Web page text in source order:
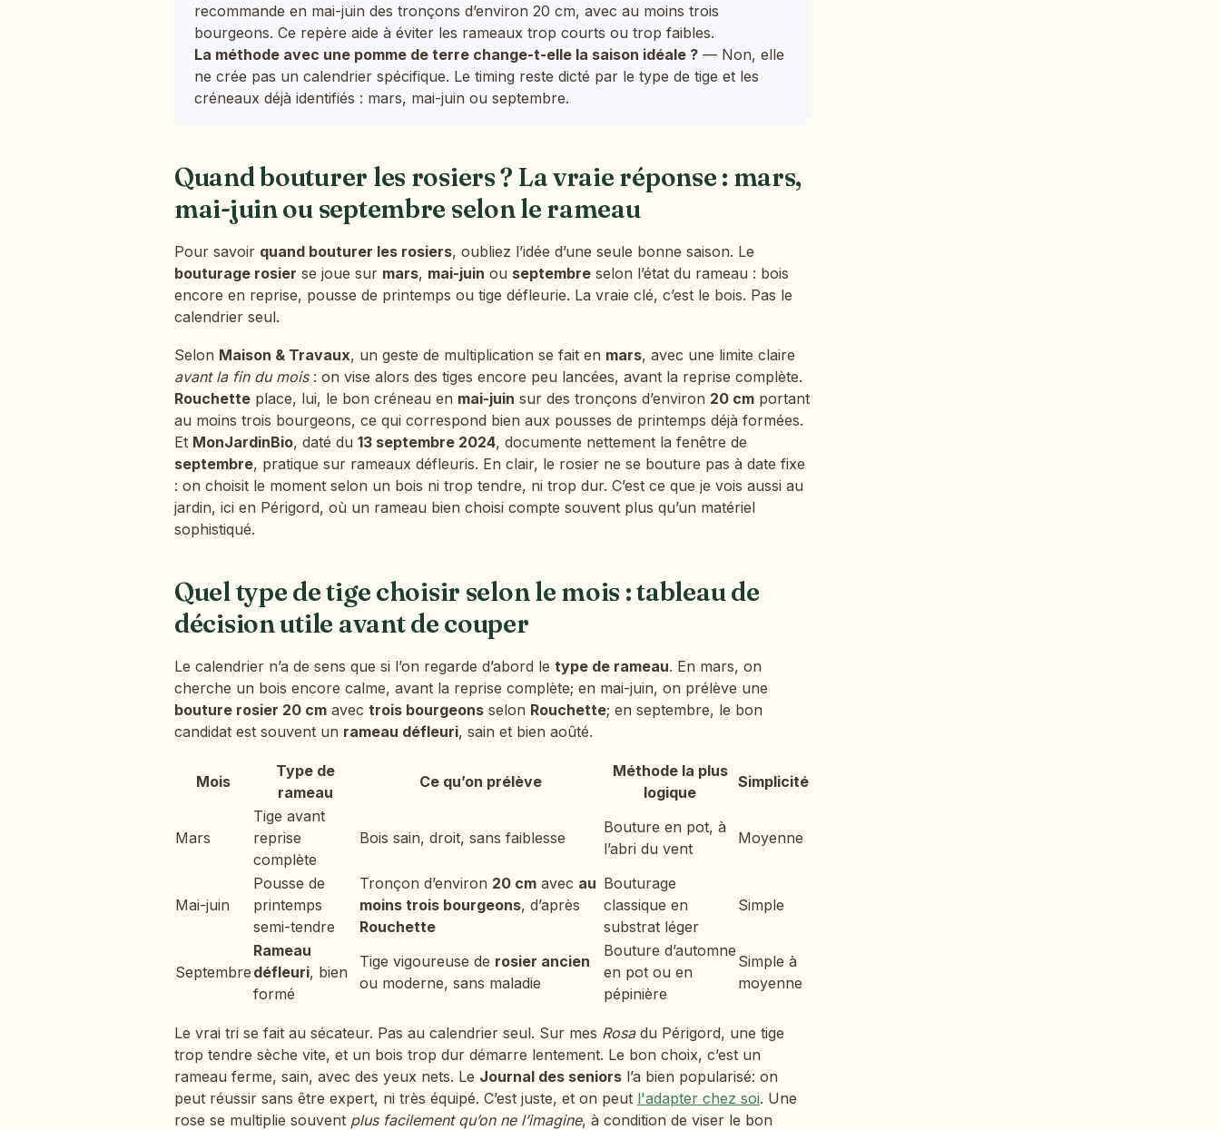
recommande en mai-juin des tronçons d’environ 20 cm, avec au moins trois
bourgeons. Ce repère aide à éviter les rameaux trop courts ou trop faibles.
La méthode avec une pomme de terre change-t-elle la saison idéale ? — Non, elle
ne crée pas un calendrier spécifique. Le timing reste dicté par le type de tige et les
créneaux déjà identifiés : mars, mai-juin ou septembre.
Quand bouturer les rosiers ? La vraie réponse : mars,
mai-juin ou septembre selon le rameau
Pour savoir quand bouturer les rosiers, oubliez l’idée d’une seule bonne saison. Le
bouturage rosier se joue sur mars, mai-juin ou septembre selon l’état du rameau : bois
encore en reprise, pousse de printemps ou tige défleurie. La vraie clé, c’est le bois. Pas le
calendrier seul.
Selon Maison & Travaux, un geste de multiplication se fait en mars, avec une limite claire
avant la fin du mois: on vise alors des tiges encore peu lancées, avant la reprise complète.
Rouchette place, lui, le bon créneau en mai-juin sur des tronçons d’environ 20 cm portant
au moins trois bourgeons, ce qui correspond bien aux pousses de printemps déjà formées.
Et MonJardinBio, daté du 13 septembre 2024, documente nettement la fenêtre de
septembre, pratique sur rameaux défleuris. En clair, le rosier ne se bouture pas à date fixe
: on choisit le moment selon un bois ni trop tendre, ni trop dur. C’est ce que je vois aussi au
jardin, ici en Périgord, où un rameau bien choisi compte souvent plus qu’un matériel
sophistiqué.
Quel type de tige choisir selon le mois : tableau de
décision utile avant de couper
Le calendrier n’a de sens que si l’on regarde d’abord le type de rameau. En mars, on
cherche un bois encore calme, avant la reprise complète; en mai-juin, on prélève une
bouture rosier 20 cm avec trois bourgeons selon Rouchette; en septembre, le bon
candidat est souvent un rameau défleuri, sain et bien aoûté.
Mois
Type de
rameau
Ce qu’on prélève
Méthode la plus
logique
Simplicité
Mars
Tige avant
reprise
complète
Bois sain, droit, sans faiblesse
Bouture en pot, à
l’abri du vent
Moyenne
Mai-juin
Pousse de
printemps
semi-tendre
Tronçon d’environ 20 cm avec au
moins trois bourgeons, d’après
Rouchette
Bouturage
classique en
substrat léger
Simple
Septembre
Rameau
défleuri, bien
formé
Tige vigoureuse de rosier ancien
ou moderne, sans maladie
Bouture d’automne
en pot ou en
pépinière
Simple à
moyenne
Le vrai tri se fait au sécateur. Pas au calendrier seul. Sur mes Rosadu Périgord, une tige
trop tendre sèche vite, et un bois trop dur démarre lentement. Le bon choix, c’est un
rameau ferme, sain, avec des yeux nets. Le Journal des seniors l’a bien popularisé: on
peut réussir sans être expert, ni très équipé. C’est juste, et on peut l'adapter chez soi. Une
rose se multiplie souvent plus facilement qu’on ne l’imagine, à condition de viser le bon